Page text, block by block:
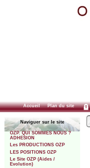
Accueil Plan du site
Naviguer sur le site
OZP. QUI SOMMES NOUS ?
ADHESION
Les PRODUCTIONS OZP
LES POSITIONS OZP
Le Site OZP (Aides /
Evolution)